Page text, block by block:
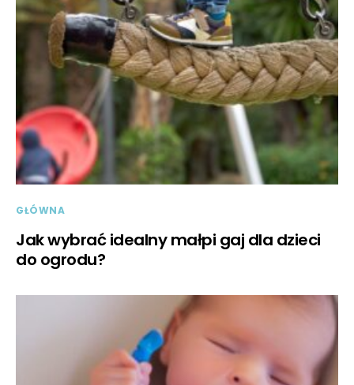
GŁÓWNA
Jak wybrać idealny małpi gaj dla dzieci
do ogrodu?